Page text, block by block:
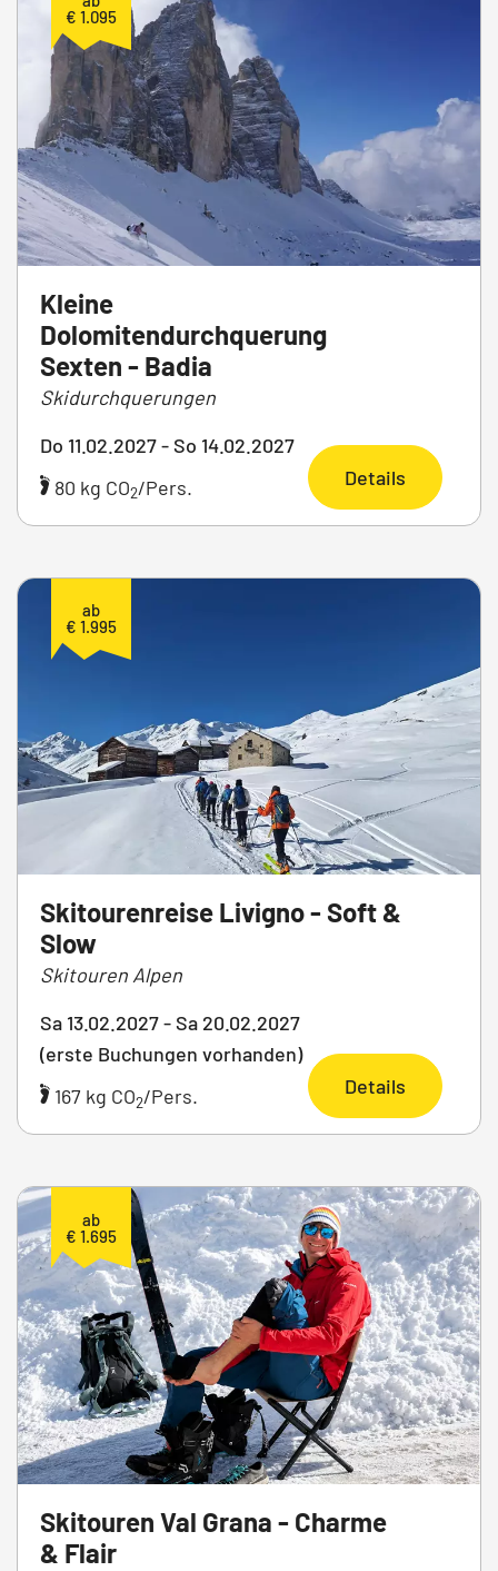
€ 1.095
Kleine
Dolomitendurchquerung
Sexten - Badia
Skidurchquerungen
Do 11.02.2027 - So 14.02.2027
80 kg CO2/Pers. Details
ab
€ 1.995
Skitourenreise Livigno - Soft &
Slow
Skitouren Alpen
Sa 13.02.2027 - Sa 20.02.2027
(erste Buchungen vorhanden)
167 kg CO2/Pers. Details
ab
€ 1.695
Skitouren Val Grana - Charme
& Flair